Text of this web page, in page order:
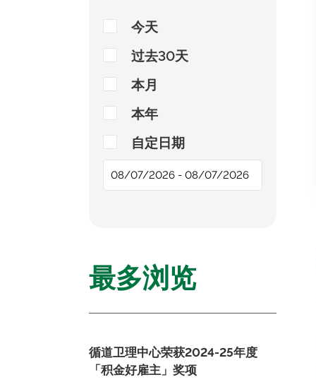
今天
过去30天
本月
本年
自定日期
最多浏览
循道卫理中心荣获2024-25年度
「积金好雇主」奖项